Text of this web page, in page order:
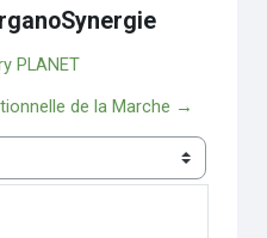
PLANET
de la Marche →